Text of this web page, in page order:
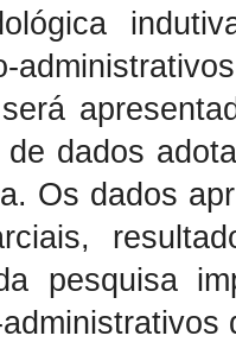
dados
Os dados
pesquisa